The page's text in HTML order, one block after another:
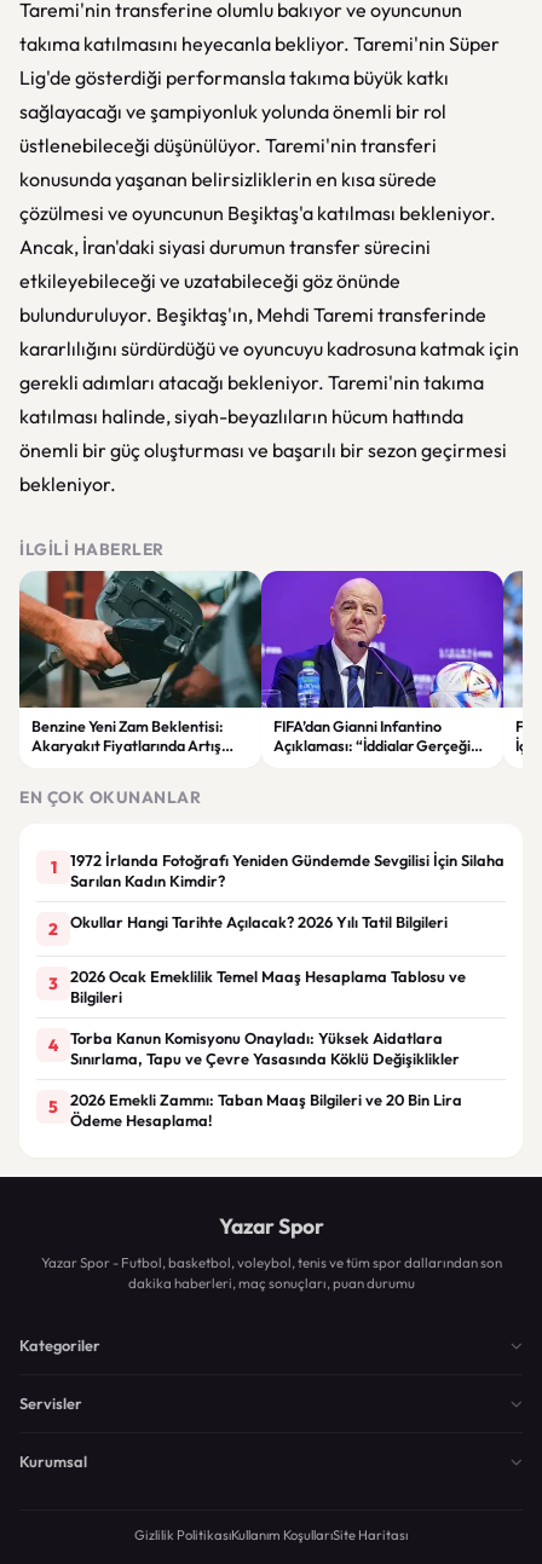
Taremi'nin transferine olumlu bakıyor ve oyuncunun
takıma katılmasını heyecanla bekliyor. Taremi'nin Süper
Lig'de gösterdiği performansla takıma büyük katkı
sağlayacağı ve şampiyonluk yolunda önemli bir rol
üstlenebileceği düşünülüyor. Taremi'nin transferi
konusunda yaşanan belirsizliklerin en kısa sürede
çözülmesi ve oyuncunun Beşiktaş'a katılması bekleniyor.
Ancak, İran'daki siyasi durumun transfer sürecini
etkileyebileceği ve uzatabileceği göz önünde
bulunduruluyor. Beşiktaş'ın, Mehdi Taremi transferinde
kararlılığını sürdürdüğü ve oyuncuyu kadrosuna katmak için
gerekli adımları atacağı bekleniyor. Taremi'nin takıma
katılması halinde, siyah-beyazlıların hücum hattında
önemli bir güç oluşturması ve başarılı bir sezon geçirmesi
bekleniyor.
İLGILI HABERLER
Benzine Yeni Zam Beklentisi:
Akaryakıt Fiyatlarında Artış
FIFA’dan Gianni Infantino
Açıklaması: “İddialar Gerçeği
İçin
EN ÇOK OKUNANLAR
1
1972 İrlanda Fotoğrafı Yeniden Gündemde Sevgilisi İçin Silaha
Sarılan Kadın Kimdir?
2 Okullar Hangi Tarihte Açılacak? 2026 Yılı Tatil Bilgileri
3
2026 Ocak Emeklilik Temel Maaş Hesaplama Tablosu ve
Bilgileri
4
Torba Kanun Komisyonu Onayladı: Yüksek Aidatlara
Sınırlama, Tapu ve Çevre Yasasında Köklü Değişiklikler
5
2026 Emekli Zammı: Taban Maaş Bilgileri ve 20 Bin Lira
Ödeme Hesaplama!
Yazar Spor
Yazar Spor - Futbol, basketbol, voleybol, tenis ve tüm spor dallarından son
dakika haberleri, maç sonuçları, puan durumu
Kategoriler
Servisler
Kurumsal
Gizlilik PolitikasıKullanım KoşullarıSite Haritası